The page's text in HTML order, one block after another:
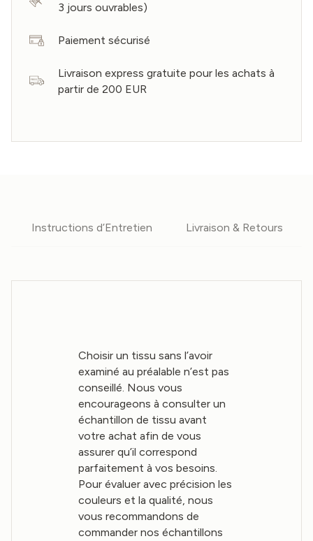
3 jours ouvrables)
Paiement sécurisé
Livraison express gratuite pour les achats à
partir de 200 EUR
Instructions d’Entretien Livraison & Retours
Choisir un tissu sans l’avoir
examiné au préalable n’est pas
conseillé. Nous vous
encourageons à consulter un
échantillon de tissu avant
votre achat afin de vous
assurer qu’il correspond
parfaitement à vos besoins.
Pour évaluer avec précision les
couleurs et la qualité, nous
vous recommandons de
commander nos échantillons